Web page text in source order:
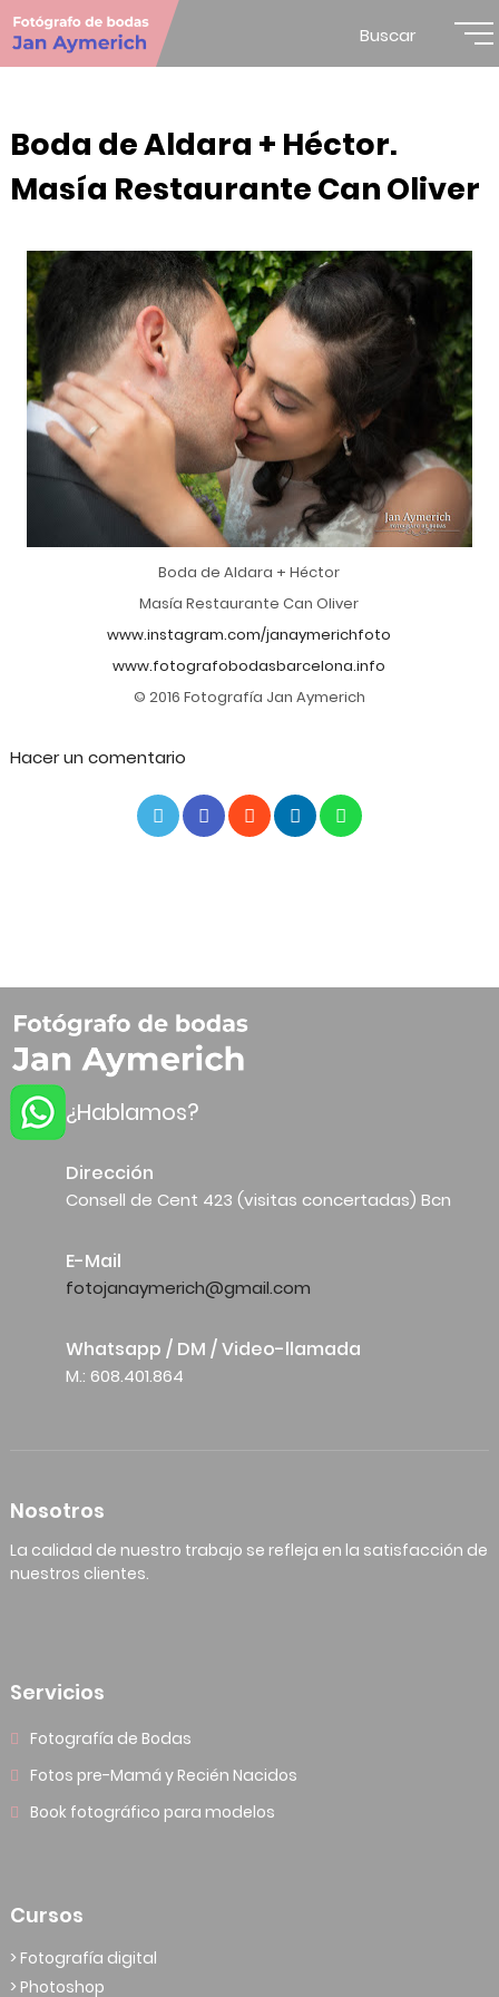
Buscar
Boda de Aldara + Héctor.
Masía Restaurante Can Oliver
Boda de Aldara + Héctor
Masía Restaurante Can Oliver
www.instagram.com/janaymerichfoto
www.fotografobodasbarcelona.info
© 2016 Fotografía Jan Aymerich
Hacer un comentario
¿Hablamos?
Dirección
Consell de Cent 423 (visitas concertadas) Bcn
E-Mail
fotojanaymerich@gmail.com
Whatsapp / DM / Video-llamada
M.: 608.401.864
Nosotros
La calidad de nuestro trabajo se refleja en la satisfacción de
nuestros clientes.
Servicios
Fotografía de Bodas
Fotos pre-Mamá y Recién Nacidos
Book fotográfico para modelos
Cursos
> Fotografía digital
> Photoshop